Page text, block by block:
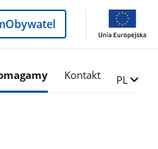
Kontakt Zmień
PL